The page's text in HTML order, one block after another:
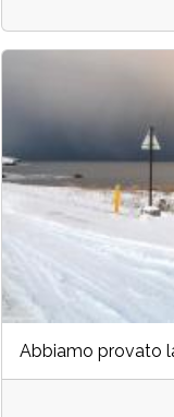
Abbiamo provato